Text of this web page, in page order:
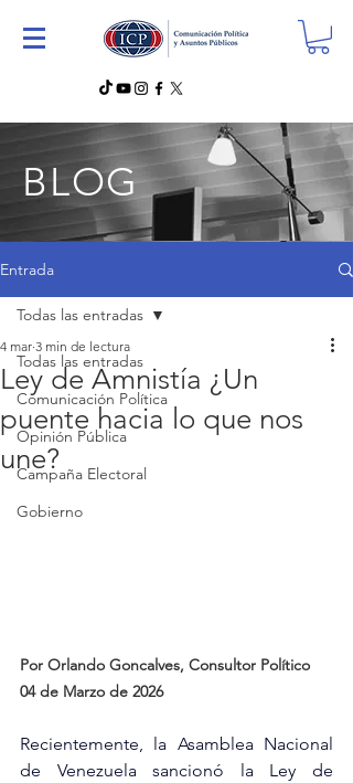
BLOG
Entrada
Todas las entradas
Comunicación Política
Opinión Pública
Campaña Electoral
Gobierno
Todas las entradas
Ley de Amnistía ¿Un
puente hacia lo que nos
une?
4 mar 3 min de lectura
Por Orlando Goncalves, Consultor Político
04 de Marzo de 2026
Recientemente, la Asamblea Nacional
de Venezuela sancionó la Ley de